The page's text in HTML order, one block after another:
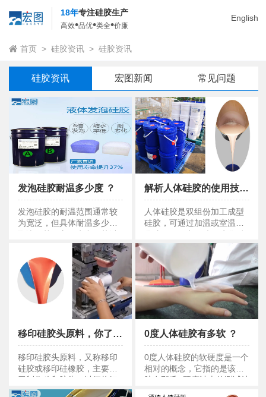
English
18年专注硅胶生产
高效•品优•类全•价廉
首页 > 硅胶资讯 > 硅胶资讯
硅胶资讯 宏图新闻 常见问题
发泡硅胶耐温多少度 ？
发泡硅胶耐温多少度 ？
发泡硅胶的耐温范围通常较
为宽泛，但具体耐温多少度
解析人体硅胶的使用技巧与注意事项
解析人体硅胶的使用技巧与注意事项
人体硅胶是双组份加工成型
硅胶，可通过加温或室温硫
具有柔软弹性。
移印硅胶头原料，你了解多少？
移印硅胶头原料，你了解多少？
移印硅胶头原料，又称移印
硅胶或移印硅橡胶，主要用
于制作移印胶头，以便将钢
板上的图案通过胶头转移到
0度人体硅胶有多软 ？
0度人体硅胶有多软 ？
0度人体硅胶的软硬度是一个
相对的概念，它指的是该硅
胶在邵氏A硬度计上的测试结